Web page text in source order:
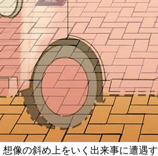
像の斜め上をいく出来事に遭遇す